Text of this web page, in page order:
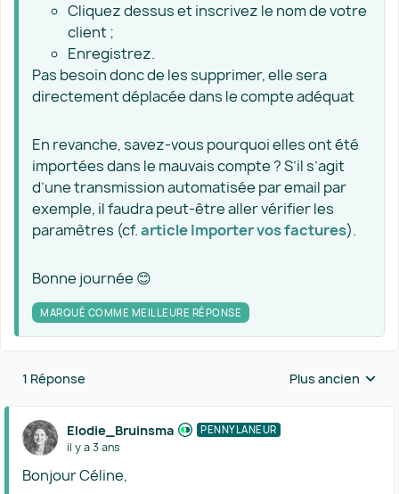
Cliquez dessus et inscrivez le nom de votre
client ;
Enregistrez.
Pas besoin donc de les supprimer, elle sera
directement déplacée dans le compte adéquat
En revanche, savez-vous pourquoi elles ont été
importées dans le mauvais compte ? S’il s’agit
d’une transmission automatisée par email par
exemple, il faudra peut-être aller vérifier les
paramètres (cf.article Importer vos factures).
Bonne journée 😊
MARQUÉ COMME MEILLEURE RÉPONSE
1 Réponse Réponses triées
Plus ancien
Elodie_Bruinsma PENNYLANEUR
il y a 3 ans
Bonjour Céline,